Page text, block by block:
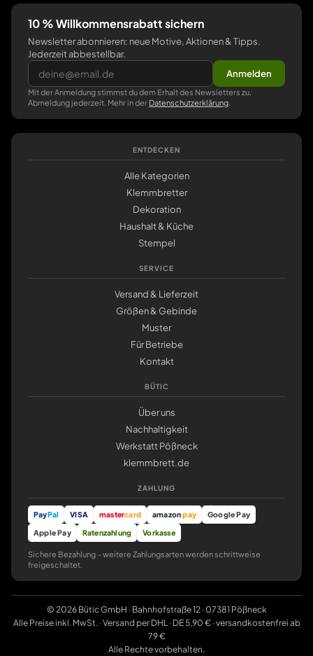
10 % Willkommensrabatt sichern
Newsletter abonnieren: neue Motive, Aktionen & Tipps.
Jederzeit abbestellbar.
Anmelden
Mit der Anmeldung stimmst du dem Erhalt des Newsletters zu,
Abmeldung jederzeit. Mehr in der Datenschutzerklärung
ENTDECKEN
Alle Kategorien
Klemmbretter
Dekoration
Haushalt & Küche
Stempel
SERVICE
Versand & Lieferzeit
Größen & Gebinde
Muster
Für Betriebe
Kontakt
BÜTIC
Über uns
Nachhaltigkeit
Werkstatt Pößneck
klemmbrett.de
ZAHLUNG
PayPal VISA mastercard amazonpay
Google Pay
Apple Pay
Ratenzahlung Vorkasse
Sichere Bezahlung – weitere Zahlungsarten werden schrittweise
freigeschaltet.
© 2026 Bütic GmbH · Bahnhofstraße 12 · 07381 Pößneck
Alle Preise inkl. MwSt. · Versand per DHL · DE 5,90 € · versandkostenfrei ab
79 €
Alle Rechte vorbehalten.